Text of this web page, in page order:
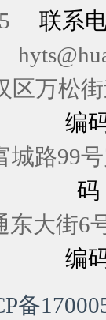
联系
区万松
编
区富
码
东大
编
备